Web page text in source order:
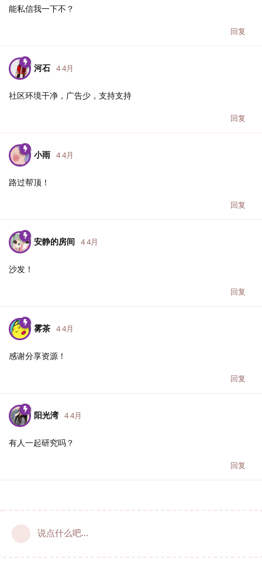
能私信我一下不？
回复
河石 4 4月
社区环境干净，广告少，支持支持
回复
小雨 4 4月
路过帮顶！
回复
安静的房间 4 4月
沙发！
回复
雾茶 4 4月
感谢分享资源！
回复
阳光湾 4 4月
有人一起研究吗？
回复
说点什么吧...